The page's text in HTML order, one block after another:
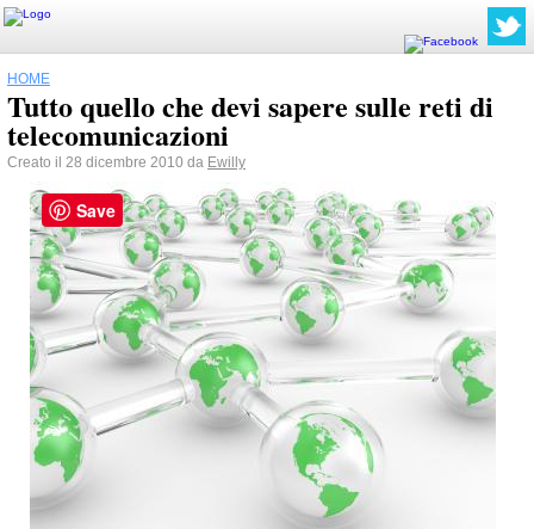
HOME
Tutto quello che devi sapere sulle reti di
telecomunicazioni
Creato il 28 dicembre 2010 da Ewilly
Save